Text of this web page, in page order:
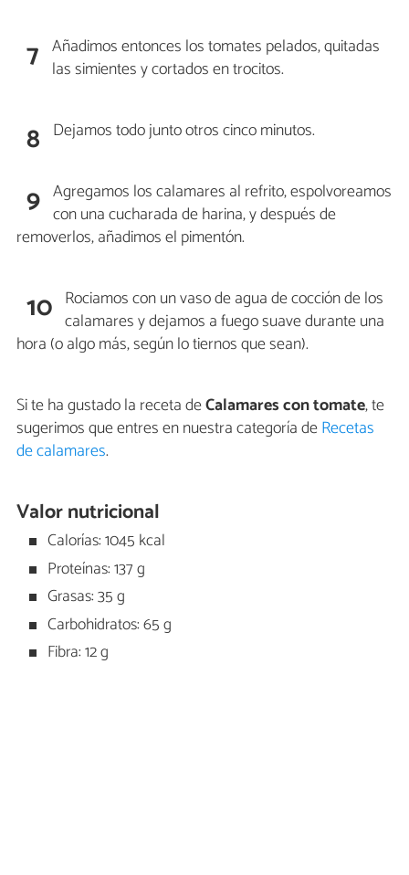
7 Añadimos entonces los tomates pelados, quitadas
las simientes y cortados en trocitos.
8 Dejamos todo junto otros cinco minutos.
9 Agregamos los calamares al refrito, espolvoreamos
con una cucharada de harina, y después de
removerlos, añadimos el pimentón.
10 Rociamos con un vaso de agua de cocción de los
calamares y dejamos a fuego suave durante una
hora (o algo más, según lo tiernos que sean).
Si te ha gustado la receta deCalamares con tomate, te
sugerimos que entres en nuestra categoría deRecetas
de calamares.
Valor nutricional
Calorías: 1045 kcal
Proteínas: 137 g
Grasas: 35 g
Carbohidratos: 65 g
Fibra: 12 g